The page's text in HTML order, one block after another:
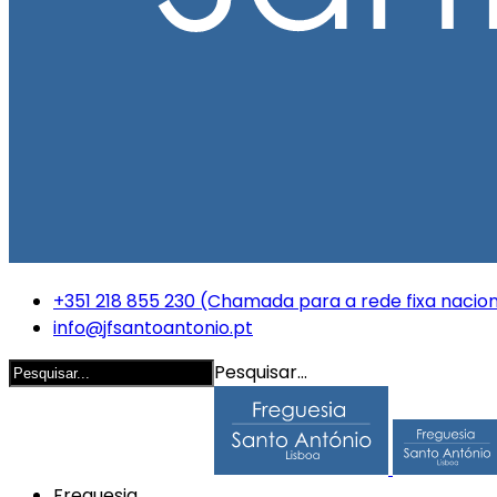
+351 218 855 230 (Chamada para a rede fixa
info@jfsantoantonio.pt
Pesquisar...